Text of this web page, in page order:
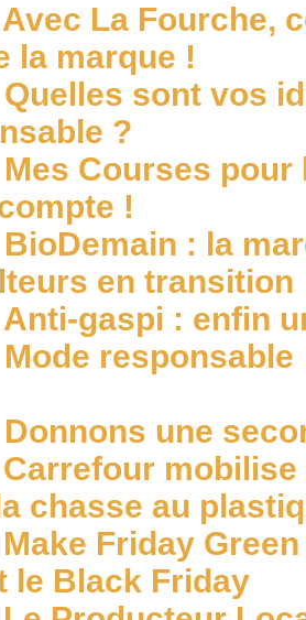
Avec La Fourche,
la marque !
Quelles sont vos
?
Mes Courses pour
!
BioDemain : la
en transition
Anti-gaspi : enfin
Mode
Donnons une
Carrefour
chasse au
Make Friday
le Black Friday